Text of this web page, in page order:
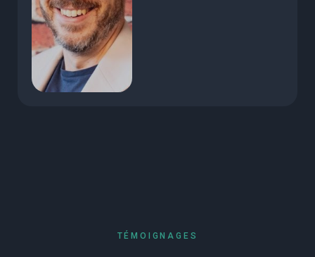
TÉMOIGNAGES